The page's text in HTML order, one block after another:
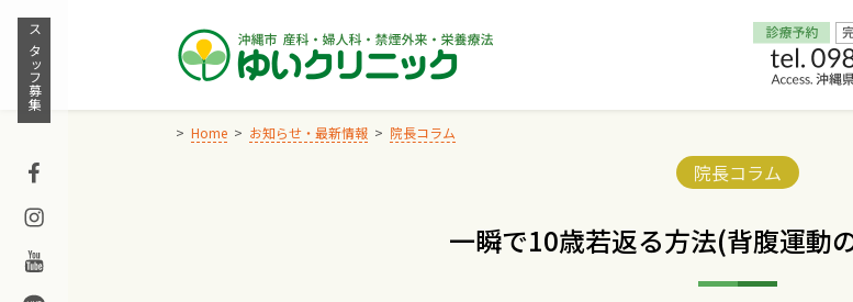
Skip
content
スタッフ募集
Facebook
Instagram
Home お知らせ・最新情報 院長コラム
Categories:
院長コラム
一瞬で10歳若返る方法(背腹運動
Home
交通アクセス
院長からのごあいさつ